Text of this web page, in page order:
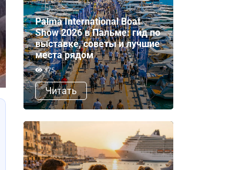
Palma International Boat
Show 2026 в Пальме: гид по
выставке, советы и лучшие
места рядом
375
Читать